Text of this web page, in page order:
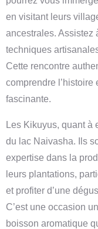
en visitant leurs
ancestrales. Assistez
techniques
Cette rencontre
comprendre l’histoire
fascinante.
Les Kikuyus, quant à
du lac Naivasha. Ils
expertise dans la
leurs plantations,
et profiter d’une
C’est une occasion
boisson aromatique